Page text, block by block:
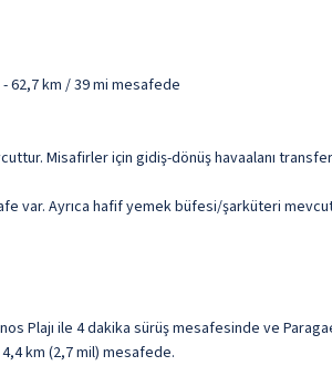
62,7 km / 39 mi mesafede
Misafirler için gidiş-dönüş havaalanı
var. Ayrıca hafif yemek büfesi/şarküteri
Plajı ile 4 dakika sürüş mesafesinde ve
km (2,7 mil) mesafede.